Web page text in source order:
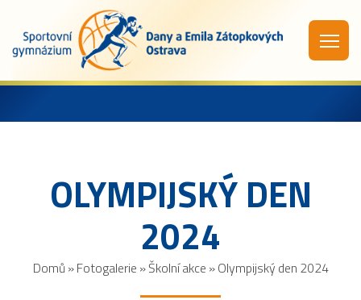
OLYMPIJSKÝ DEN
2024
Domů »Fotogalerie »Školní akce »Olympijský den 2024